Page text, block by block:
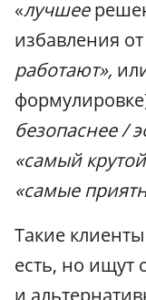
«лучшее
избавления от
работают»,
безопаснее /
«самый
«самые
Такие
есть, но ищут
и